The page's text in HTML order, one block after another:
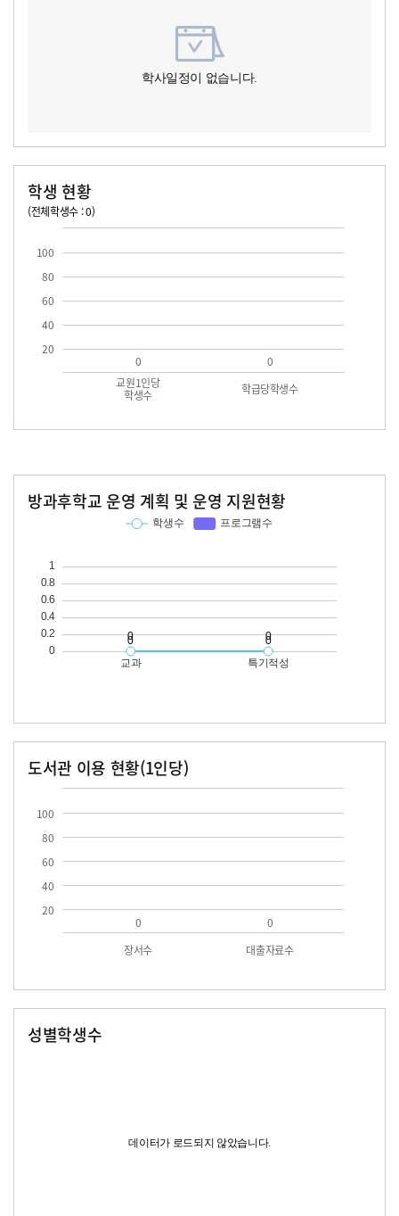
학사일정이 없습니다.
학생 현황
(전체학생수 : 0)
20
40
60
80
100
교원1인당
학생수 학급당학생수
0 0
방과후학교 운영 계획 및 운영 지원현황
도서관 이용 현황(1인당)
20
40
60
80
100
장서수 대출자료수
0 0
성별학생수
데이터가 로드되지 않았습니다.